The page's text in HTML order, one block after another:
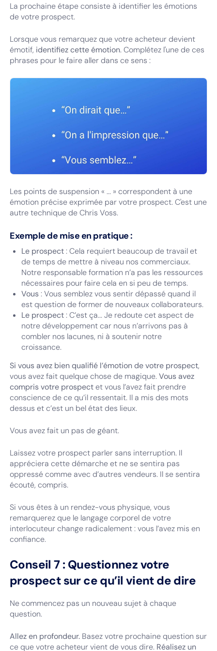
La prochaine étape consiste à identifier les émotions
de votre prospect.
Lorsque vous remarquez que votre acheteur devient
émotif, identifiez cette émotion. Complétez l'une de ces
phrases pour le faire aller dans ce sens :
Recherchez l'émotion
Les points de suspension « ... » correspondent à une
émotion précise exprimée par votre prospect. C'est une
autre technique de Chris Voss.
Exemple de mise en pratique :
Le prospect: Cela requiert beaucoup de travail et
de temps de mettre à niveau nos commerciaux.
Notre responsable formation n’a pas les ressources
nécessaires pour faire cela en si peu de temps.
Vous: Vous semblez vous sentir dépassé quand il
est question de former de nouveaux collaborateurs.
Le prospect: C’est ça... Je redoute cet aspect de
notre développement car nous n’arrivons pas à
combler nos lacunes, ni à soutenir notre
croissance.
Si vous avez bien qualifié l’émotion de votre prospect,
vous avez fait quelque chose de magique.Vous avez
compris votre prospectet vous l’avez fait prendre
conscience de ce qu’il ressentait. Il a mis des mots
dessus et c’est un bel état des lieux.
Vous avez fait un pas de géant.
Laissez votre prospect parler sans interruption. Il
appréciera cette démarche et ne se sentira pas
oppressé comme avec d’autres vendeurs. Il se sentira
écouté, compris.
Si vous êtes à un rendez-vous physique, vous
remarquerez que le langage corporel de votre
interlocuteur change radicalement : vous l’avez mis en
confiance.
Conseil 7 : Questionnez votre
prospect sur ce qu’il vient de dire
Ne commencez pas un nouveau sujet à chaque
question.
Allez en profondeur. Basez votre prochaine question sur
ce que votre acheteur vient de vous dire. Réalisez un